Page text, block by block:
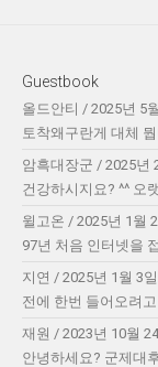
Guestbook
올드안티 / 2025년 5
토착왜구란게 대체
암흑대장군 / 2025년
건강하시지요? ^^ 오
윌고온 / 2025년 1월
97년 처음 인터넷을
지연 / 2025년 1월 3일
전에 한번 들어오려
재원 / 2023년 10월
안녕하세요? 군제대